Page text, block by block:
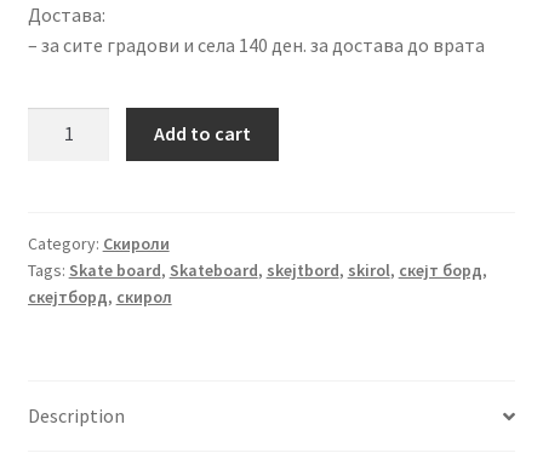
Достава:
– за сите градови и села 140 ден. за достава до врата
ЦРВЕН
-
31243
Add to cart
Category: Скироли
Tags: Skate board, Skateboard, skejtbord, skirol, скејт борд,
скејтборд, скирол
Description